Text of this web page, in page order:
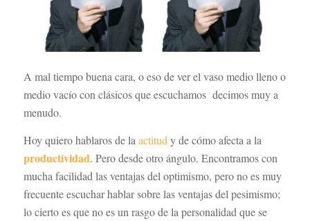
A mal tiempo buena cara, o eso de ver el vaso medio lleno o
medio vacío con clásicos que escuchamos decimos muy a
menudo.
Hoy quiero hablaros de la actitud y de cómo afecta a la
productividad. Pero desde otro ángulo. Encontramos con
mucha facilidad las ventajas del optimismo, pero no es muy
frecuente escuchar hablar sobre las ventajas del pesimismo;
lo cierto es que no es un rasgo de la personalidad que se